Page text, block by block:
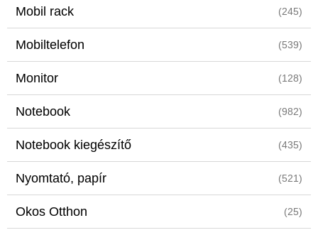
Mobil rack (245)
Mobiltelefon (539)
Monitor (128)
Notebook (982)
Notebook kiegészítő (435)
Nyomtató, papír (521)
Okos Otthon (25)